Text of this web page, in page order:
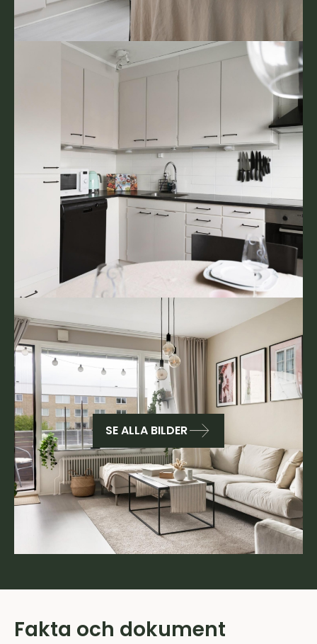
SE ALLA BILDER
Fakta och dokument